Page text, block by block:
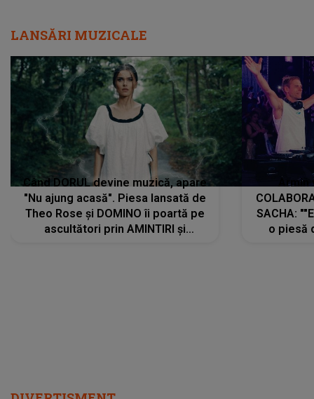
LANSĂRI MUZICALE
Când DORUL devine muzică, apare
"Nu ajung acasă". Piesa lansată de
Theo Rose și DOMINO îi poartă pe
ascultători prin AMINTIRI și
SACHA:
o piesă